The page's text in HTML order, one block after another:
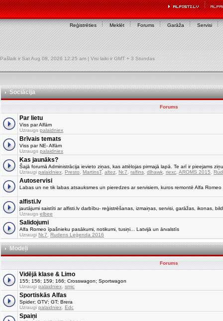
Reģistrēties Meklēt Forums Garāža Servisi
Pašlaik ir Sat Aug 08, 2026 12:25 am | Visi laiki ir GMT + 3 Stundas
Sociācija
Forums
Par lietu
Viss par Alfām
Uzraugs palaidniex
Brīvais temats
Viss par NE- Alfām
Uzraugs palaidniex
Kas jaunāks?
Šajā forumā Administrācija ievieto ziņas, kas attēlojas pirmajā lapā. Te arī ir pieejams
Uzraugi palaidniex Presto MartinsT, altez Nr.7 ralfins dlhawk riexc AROMS 2015
Autoservisi
Labas un ne tik labas atsauksmes un pieredzes ar servisiem, kuros remontē Alfa Romeo
alfisti.lv
jautājumi saistīti ar alfisti.lv darbību- reģistrēšanas, izmaiņas, servisi, garāžas, ikonas,
Uzraugs elbee
Salidojumi
Alfa Romeo īpašnieku pasākumi, notikumi, tusiņi... Latvijā un ārvalstīs
Uzraugi Nr.7 Rudens Leģenda 2016
Modeļi
Forums
Vidējā klase & Limo
155; 156; 159; 166; Crosswagon; Sportwagon
Uzraugi palaidniex smic
Sportiskās Alfas
Spider; GTV; GT; Brera
Uzraugi palaidniex Edc
Spaiņi